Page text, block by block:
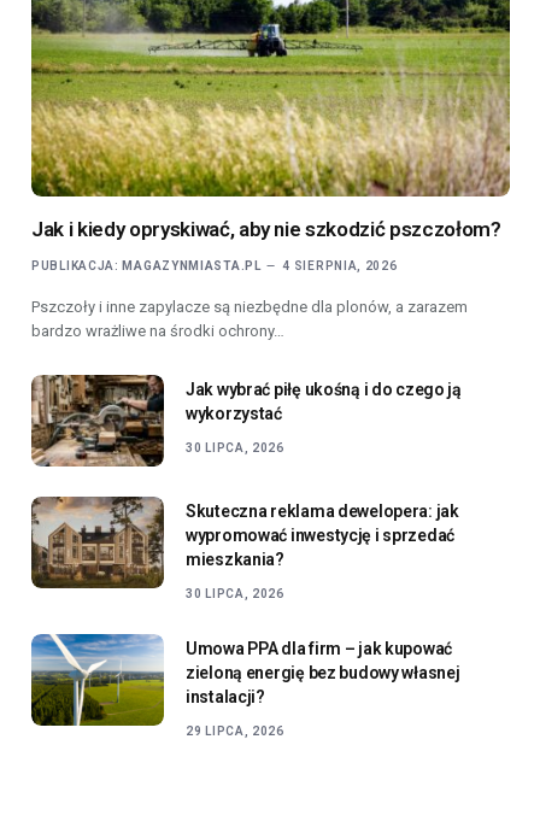
Jak i kiedy opryskiwać, aby nie szkodzić pszczołom?
PUBLIKACJA: MAGAZYNMIASTA.PL 4 SIERPNIA, 2026
Pszczoły i inne zapylacze są niezbędne dla plonów, a zarazem
bardzo wrażliwe na środki ochrony…
Jak wybrać piłę ukośną i do czego ją
wykorzystać
30 LIPCA, 2026
Skuteczna reklama dewelopera: jak
wypromować inwestycję i sprzedać
mieszkania?
30 LIPCA, 2026
Umowa PPA dla firm – jak kupować
zieloną energię bez budowy własnej
instalacji?
29 LIPCA, 2026